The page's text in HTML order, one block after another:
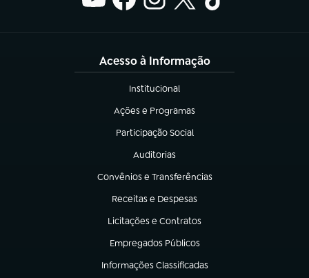
Acesso à Informação
Institucional
(abre em nova aba)
Ações e Programas
(abre em nova aba)
Participação Social
(abre em nova aba)
Auditorias
(abre em nova aba)
Convênios e Transferências
(abre em nova aba)
Receitas e Despesas
(abre em nova aba)
Licitações e Contratos
(abre em nova aba)
Empregados Públicos
(abre em nova aba)
Informações Classificadas
(abre em nova aba)